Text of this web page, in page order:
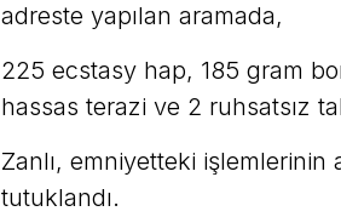
adreste yapılan aramada,
225 ecstasy hap, 185 gram
hassas terazi ve 2 ruhsatsız
Zanlı, emniyetteki
tutuklandı.